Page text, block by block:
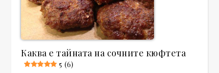
Каква е тайната на сочните кюфтета
5 (6)